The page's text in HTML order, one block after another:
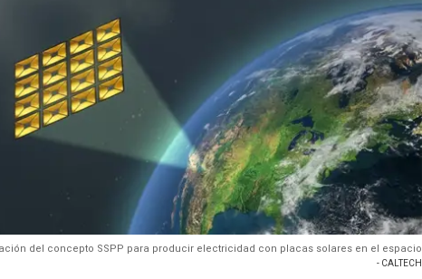
del concepto SSPP para producir electricidad con placas solares en el espacio
- CALTECH